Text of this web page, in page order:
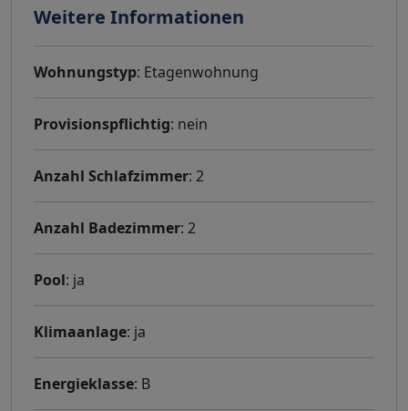
Weitere Informationen
Wohnungstyp: Etagenwohnung
Provisionspflichtig: nein
Anzahl Schlafzimmer: 2
Anzahl Badezimmer: 2
Pool: ja
Klimaanlage: ja
Energieklasse: B